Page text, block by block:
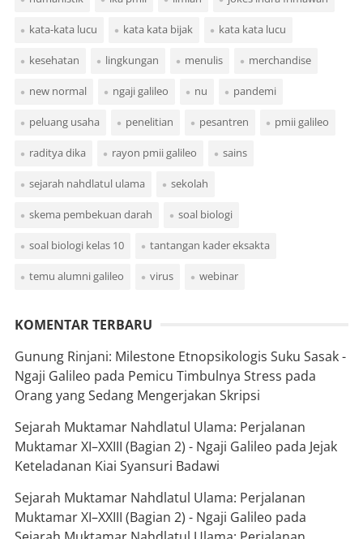
kata-kata lucu kata kata bijak kata kata lucu
kesehatan lingkungan menulis merchandise
new normal ngaji galileo nu pandemi
peluang usaha penelitian pesantren pmii galileo
raditya dika rayon pmii galileo sains
sejarah nahdlatul ulama sekolah
skema pembekuan darah soal biologi
soal biologi kelas 10 tantangan kader eksakta
temu alumni galileo virus webinar
KOMENTAR TERBARU
Gunung Rinjani: Milestone Etnopsikologis Suku Sasak -
Ngaji Galileo pada Pemicu Timbulnya Stress pada
Orang yang Sedang Mengerjakan Skripsi
Sejarah Muktamar Nahdlatul Ulama: Perjalanan
Muktamar XI–XXIII (Bagian 2) - Ngaji Galileo pada Jejak
Keteladanan Kiai Syansuri Badawi
Sejarah Muktamar Nahdlatul Ulama: Perjalanan
Muktamar XI–XXIII (Bagian 2) - Ngaji Galileo pada